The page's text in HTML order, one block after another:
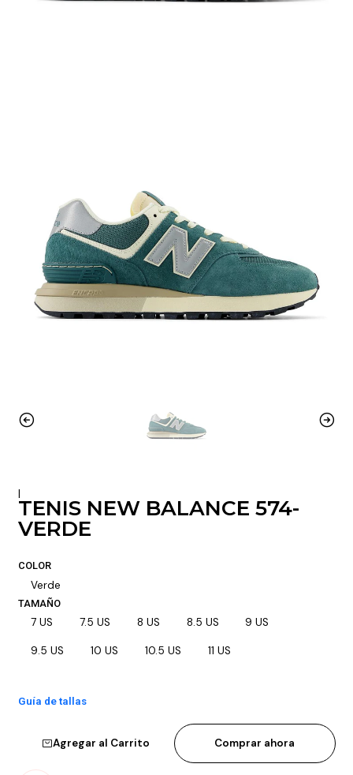
|
TENIS NEW BALANCE 574-
VERDE
COLOR
Verde
TAMAÑO
7 US 7.5 US 8 US 8.5 US 9 US
9.5 US 10 US 10.5 US 11 US
Guía de tallas
Agregar al Carrito Comprar ahora